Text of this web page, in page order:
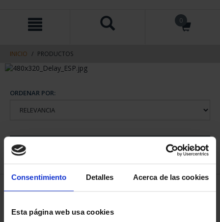
Consentimiento Detalles Acerca de las cookies
Esta página web usa cookies
contenido
navegacin
0
INICIO PRODUCTOS
ORDENAR POR:
1 Productos encontrados